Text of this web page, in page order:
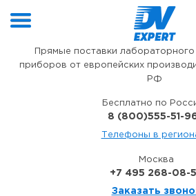
Прямые поставки
приборов от европейских
РФ
Бесплатно по
8 (800)555-51-
Телефоны в
Москва
+7 495 268-08-
Заказать